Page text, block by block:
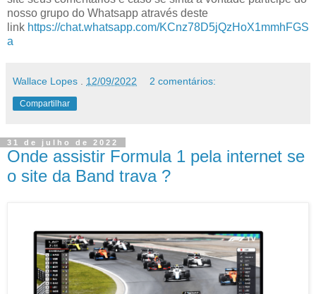
nosso grupo do Whatsapp através deste
link https://chat.whatsapp.com/KCnz78D5jQzHoX1mmhFGS
a
Wallace Lopes 12/09/2022 2 comentários:
Compartilhar
31 de julho de 2022
Onde assistir Formula 1 pela internet se
o site da Band trava ?